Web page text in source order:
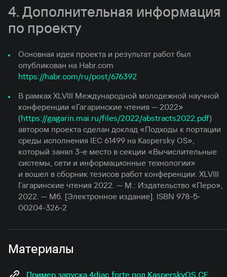
4. Дополнительная информация
по проекту
Основная идея проекта и результат работ был
опубликован на Habr.com
https://habr.com/ru/post/676392
В рамках XLVIII Международной молодежной научной
конференции «Гагаринские чтения — 2022»
(https://gagarin.mai.ru/files/2022/abstracts2022.pdf)
автором проекта сделан доклад «Подходы к портации
среды исполнения IEC 61499 на Kaspersky OS»,
который занял 3-е место в секции «Вычислительные
системы, сети и информационные технологии»
и вошел в сборник тезисов работ конференции: XLVIII
Гагаринские чтения 2022. — М.: Издательство «Перо»,
2022. — Мб. [Электронное издание]. ISBN 978-5-
00204-326-2
Материалы
Пример запуска 4diac forte под KasperskyOS CE